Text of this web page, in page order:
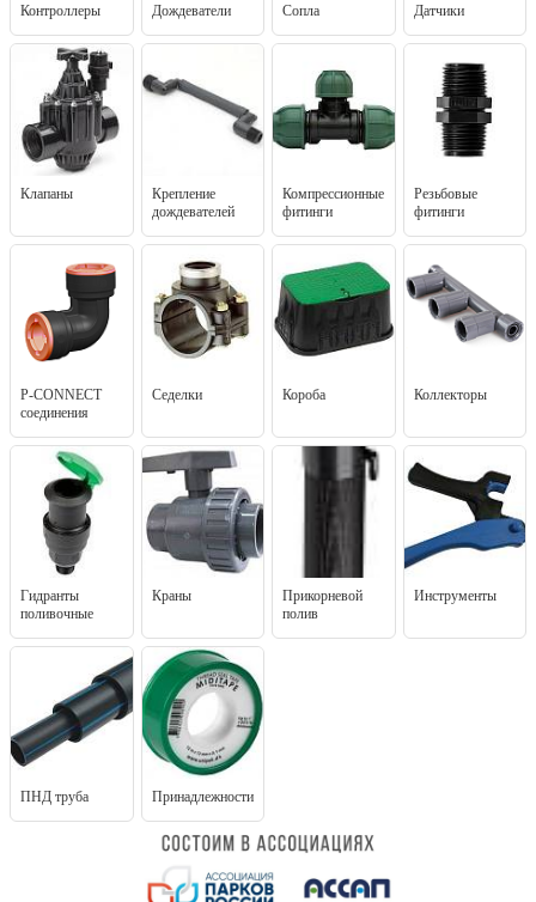
Контроллеры Дождеватели Сопла Датчики
Клапаны
Крепление
дождевателей
Компрессионные
фитинги
Резьбовые
фитинги
P-CONNECT
соединения
Седелки Короба Коллекторы
Гидранты
поливочные
Краны
Прикорневой
полив
Инструменты
ПНД труба Принадлежности